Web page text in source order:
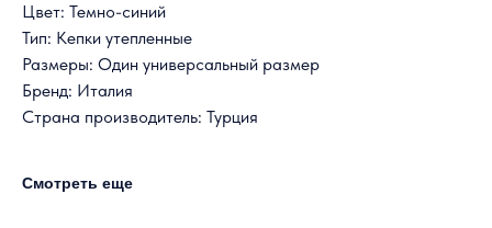
Цвет: Темно-синий
Тип: Кепки утепленные
Размеры: Один универсальный размер
Бренд: Италия
Страна производитель: Турция
Смотреть еще